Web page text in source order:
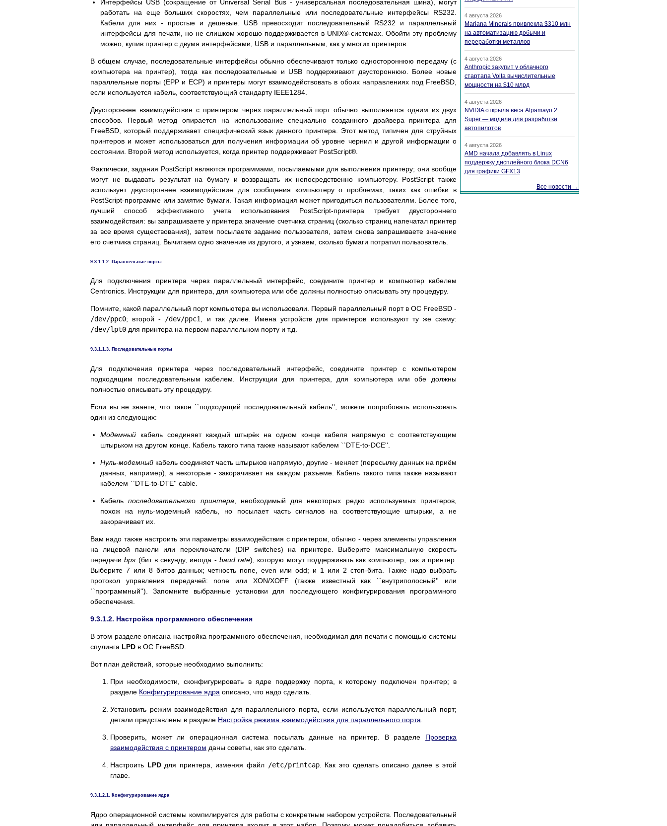
Интерфейсы USB (сокращение от Universal Serial Bus - универсальная последовательная шина), могут
работать на еще больших скоростях, чем параллельные или последовательные интерфейсы RS232.
Кабели для них - простые и дешевые. USB превосходит последовательный RS232 и параллельный
интерфейсы для печати, но не слишком хорошо поддерживается в UNIX®-системах. Обойти эту проблему
можно, купив принтер с двумя интерфейсами, USB и параллельным, как у многих принтеров.
В общем случае, последовательные интерфейсы обычно обеспечивают только одностороннюю передачу (с
компьютера на принтер), тогда как последовательные и USB поддерживают двустороннюю. Более новые
параллельные порты (EPP и ECP) и принтеры могут взаимодействовать в обоих направлениях под FreeBSD,
если используется кабель, соответствующий стандарту IEEE1284.
Двустороннее взаимодействие с принтером через параллельный порт обычно выполняется одним из двух
способов. Первый метод опирается на использование специально созданного драйвера принтера для
FreeBSD, который поддерживает специфический язык данного принтера. Этот метод типичен для струйных
принтеров и может использоваться для получения информации об уровне чернил и другой информации о
состоянии. Второй метод используется, когда принтер поддерживает PostScript®.
Фактически, задания PostScriptявляются программами, посылаемыми для выполнения принтеру; они вообще
могут не выдавать результат на бумагу и возвращать их непосредственно компьютеру. PostScript также
использует двустороннее взаимодействие для сообщения компьютеру о проблемах, таких как ошибки в
PostScript-программе или замятие бумаги. Такая информация может пригодиться пользователям. Более того,
лучший способ эффективного учета использования PostScript-принтера требует двустороннего
взаимодействия: вы запрашиваете у принтера значение счетчика страниц (сколько страниц напечатал принтер
за все время существования), затем посылаете задание пользователя, затем снова запрашиваете значение
его счетчика страниц. Вычитаем одно значение из другого, и узнаем, сколько бумаги потратил пользователь.
9.3.1.1.2. Параллельные порты
Для подключения принтера через параллельный интерфейс, соедините принтер и компьютер кабелем
Centronics. Инструкции для принтера, для компьютера или обе должны полностью описывать эту процедуру.
Помните, какой параллельный порт компьютера вы использовали. Первый параллельный порт в ОС FreeBSD -
/dev/ppc0; второй - /dev/ppc1, и так далее. Имена устройств для принтеров используют ту же схему:
/dev/lpt0 для принтера на первом параллельном порту и т.д.
9.3.1.1.3. Последовательные порты
Для подключения принтера через последовательный интерфейс, соедините принтер с компьютером
подходящим последовательным кабелем. Инструкции для принтера, для компьютера или обе должны
полностью описывать эту процедуру.
Если вы не знаете, что такое ``подходящий последовательный кабель'', можете попробовать использовать
один из следующих:
Модемный кабель соединяет каждый штырёк на одном конце кабеля напрямую с соответствующим
штырьком на другом конце. Кабель такого типа также называют кабелем ``DTE-to-DCE''.
Нуль-модемный кабель соединяет часть штырьков напрямую, другие - меняет (пересылку данных на приём
данных, например), а некоторые - закорачивает на каждом разъеме. Кабель такого типа также называют
кабелем ``DTE-to-DTE'' cable.
Кабельпоследовательного принтера , необходимый для некоторых редко используемых принтеров,
похож на нуль-модемный кабель, но посылает часть сигналов на соответствующие штырьки, а не
закорачивает их.
Вам надо также настроить эти параметры взаимодействия с принтером, обычно - через элементы управления
на лицевой панели или переключатели (DIP switches) на принтере. Выберите максимальную скорость
передачиbps (бит в секунду, иногда - baud rate), которую могут поддерживать как компьютер, так и принтер.
Выберите 7 или 8 битов данных; четность none, even или odd; и 1 или 2 стоп-бита. Также надо выбрать
протокол управления передачей: none или XON/XOFF (также известный как ``внутриполосный'' или
``программный''). Запомните выбранные установки для последующего конфигурирования программного
обеспечения.
9.3.1.2. Настройка программного обеспечения
В этом разделе описана настройка программного обеспечения, необходимая для печати с помощью системы
спулинга LPD в ОС FreeBSD.
Вот план действий, которые необходимо выполнить:
При необходимости, сконфигурировать в ядре поддержку порта, к которому подключен принтер; в
разделе Конфигурирование ядра описано, что надо сделать.
Установить режим взаимодействия для параллельного порта, если используется параллельный порт;
детали представлены в разделе Настройка режима взаимодействия для параллельного порта
Проверить, может ли операционная система посылать данные на принтер. В разделе Проверка
взаимодействия с принтером даны советы, как это сделать.
Настроить LPDдля принтера, изменяя файл /etc/printcap. Как это сделать описано далее в этой
главе.
9.3.1.2.1. Конфигурирование ядра
Ядро операционной системы компилируется для работы с конкретным набором устройств. Последовательный
4 августа 2026
Mariana Minerals привлекла $310 млн
на автоматизацию добычи и
переработки металлов
4 августа 2026
Anthropic закупит у облачного
стартапа Volta вычислительные
мощности на $10 млрд
4 августа 2026
NVIDIA открыла веса Alpamayo 2
Super — модели для разработки
автопилотов
4 августа 2026
AMD начала добавлять в Linux
поддержку дисплейного блока DCN6
для графики GFX13
Все новости →